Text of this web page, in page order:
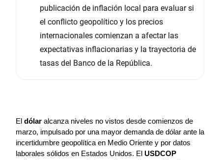
publicación de inflación local para evaluar si
el conflicto geopolítico y los precios
internacionales comienzan a afectar las
expectativas inflacionarias y la trayectoria de
tasas del Banco de la República.
El dólar alcanza niveles no vistos desde comienzos de
marzo, impulsado por una mayor demanda de dólar ante la
incertidumbre geopolítica en Medio Oriente y por datos
laborales sólidos en Estados Unidos. El USDCOP